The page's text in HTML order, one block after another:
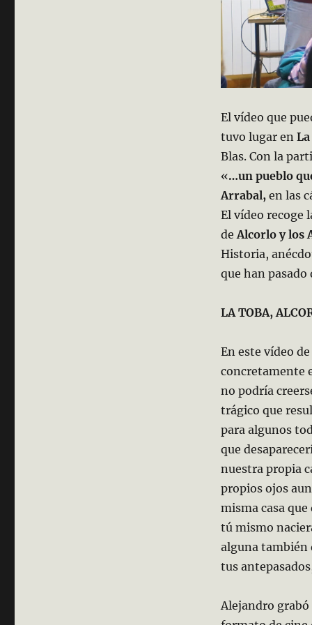
El vídeo que
tuvo lugar en
Blas. Con la
«…un pueblo
Arrabal, en las
El vídeo recoge
de Alcorlo y los
Historia,
que han
LA TOBA,
En este vídeo
concretamente
no podría
trágico que
para algunos
que
nuestra propia
propios ojos
misma casa
tú mismo
alguna también
tus
Alejandro grabó